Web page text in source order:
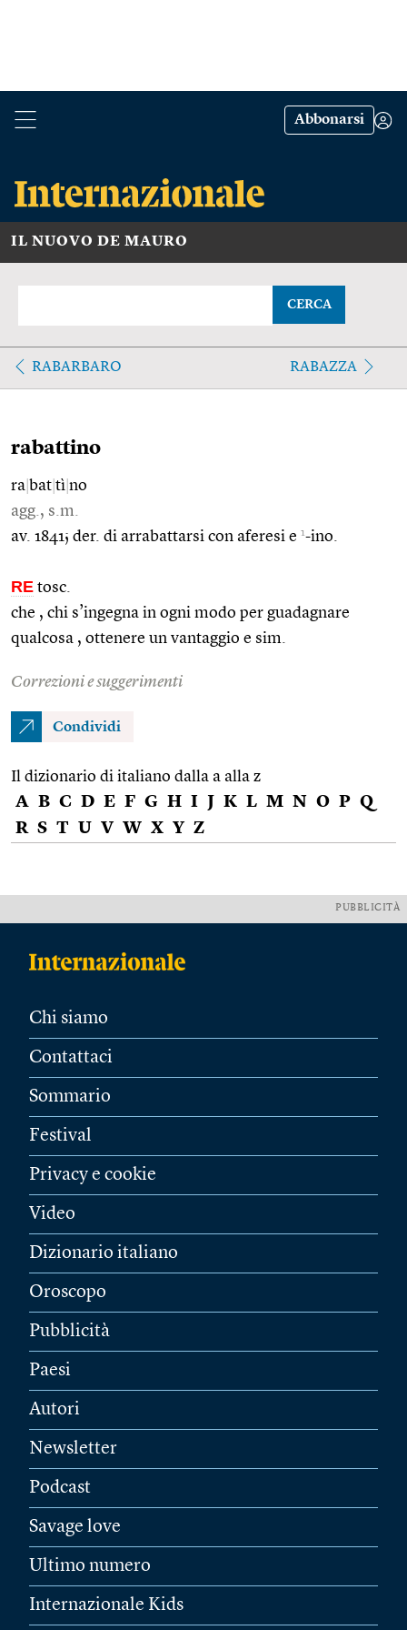
Abbonarsi
IL NUOVO DE MAURO
CERCA
RABARBARO RABAZZA
rabattino
ra bat tì no
agg., s.m.
av. 1841; der. di arrabattarsi con aferesi e 1-ino.
RE tosc.
che , chi s’ingegna in ogni modo per guadagnare
qualcosa , ottenere un vantaggio e sim.
Correzioni e suggerimenti
Condividi
Il dizionario di italiano dalla a alla z
A B C D E F G H I J K L M N O P Q
R S T U V W X Y Z
PUBBLICITÀ
Chi siamo
Contattaci
Sommario
Festival
Privacy e cookie
Video
Dizionario italiano
Oroscopo
Pubblicità
Paesi
Autori
Newsletter
Podcast
Savage love
Ultimo numero
Internazionale Kids